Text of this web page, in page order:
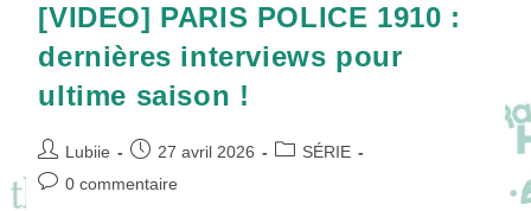
[VIDEO] PARIS POLICE 1910 :
dernières interviews pour
ultime saison !
Auteur/autrice
de
Lubiie
Publication
publiée :
27 avril 2026
PostSÉRIE
Commentaires
0 commentaire